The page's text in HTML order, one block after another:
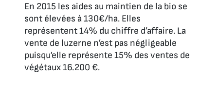
En 2015 les aides au maintien de la bio se
sont élevées à 130€/ha. Elles
représentent 14% du chiffre d’affaire. La
vente de luzerne n’est pas négligeable
puisqu’elle représente 15% des ventes de
végétaux 16.200 €.